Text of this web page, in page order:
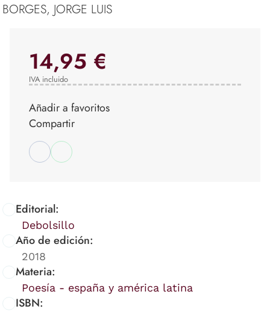
BORGES, JORGE LUIS
Editorial:
Debolsillo
Año de edición:
2018
Materia:
Poesía - españa y américa latina
ISBN:
14,95 €
IVA incluido
Añadir a favoritos
Compartir